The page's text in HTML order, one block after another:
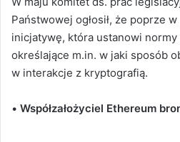
Państwowej ogłosił, że poprze
inicjatywę, która ustanowi
określające m.in. w jaki sposób
w interakcje z kryptografią.
• Współzałożyciel Ethereum